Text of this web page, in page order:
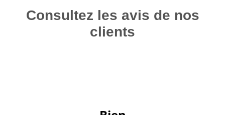
Consultez les avis de nos
clients